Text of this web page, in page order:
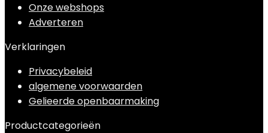
Onze webshops
Adverteren
Verklaringen
Privacybeleid
algemene voorwaarden
Gelieerde openbaarmaking
Productcategorieën